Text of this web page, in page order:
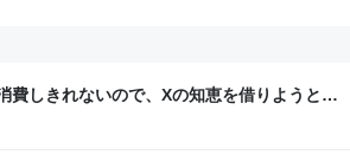
費しきれないので、Xの知恵を借りようと
ることにした